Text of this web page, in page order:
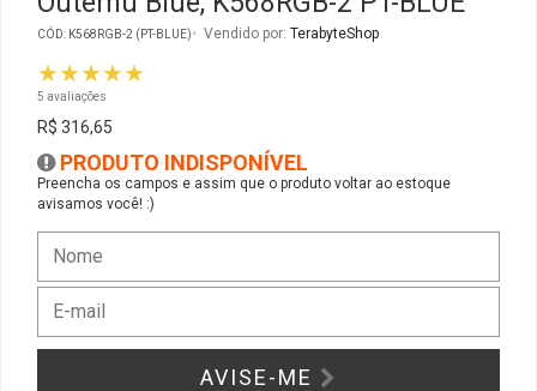
CÓD: K568RGB-2 (PT-BLUE) Vendido por: TerabyteShop
★★★★★
5 avaliações
R$ 316,65
PRODUTO INDISPONÍVEL
Preencha os campos e assim que o produto voltar ao estoque
avisamos você! :)
AVISE-ME
Ver Todos
Fontes Diversas
Ver Todos